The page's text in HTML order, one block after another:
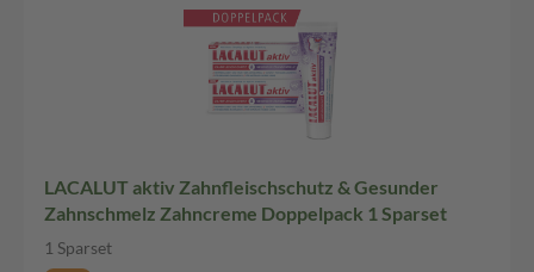
LACALUT aktiv Zahnfleischschutz & Gesunder
Zahnschmelz Zahncreme Doppelpack 1 Sparset
1 Sparset